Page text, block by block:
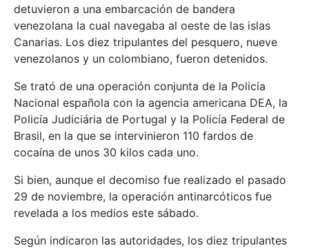
detuvieron a una embarcación de bandera
venezolana la cual navegaba al oeste de las islas
Canarias. Los diez tripulantes del pesquero, nueve
venezolanos y un colombiano, fueron detenidos.
Se trató de una operación conjunta de la Policía
Nacional española con la agencia americana DEA, la
Policía Judiciária de Portugal y la Policía Federal de
Brasil, en la que se intervinieron 110 fardos de
cocaína de unos 30 kilos cada uno.
Si bien, aunque el decomiso fue realizado el pasado
29 de noviembre, la operación antinarcóticos fue
revelada a los medios este sábado.
Según indicaron las autoridades, los diez tripulantes